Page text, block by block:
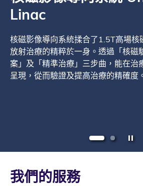
Linac
核磁影像導向系統揉合了1.5T高場核
放射治療的精粹於一身。透過「核磁
案」及「精準治療」三步曲，能在治
呈現，從而驗證及提高治療的精確度
- Tomotherapy
螺旋放射治療系統結合了電腦掃描影
照射模式來提供準確的放射治療。放
同步移動，環繞運行，放射線可從不
療所需要的劑量。
1 2 暫
我們的服務